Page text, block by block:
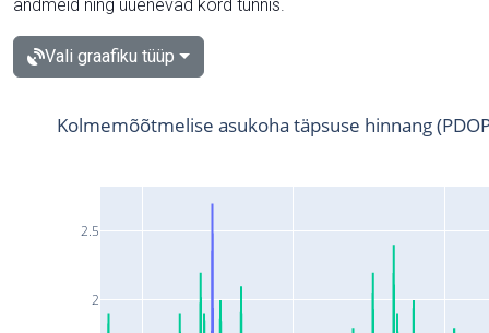
andmeid ning uuenevad kord tunnis.
Vali graafiku tüüp
2
2.5
Kolmemõõtmelise asukoha täpsuse hinnang